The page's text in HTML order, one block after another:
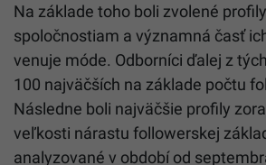
Na základe toho boli zvolené
spoločnostiam a významná časť
venuje móde. Odborníci ďalej z
100 najväčších na základe počtu
Následne boli najväčšie profily
veľkosti nárastu followerskej
analyzované v období od